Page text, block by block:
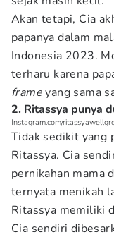
Akan tetapi, Cia
papanya dalam
Indonesia 2023.
terharu karena
frameyang sama
2. Ritassya punya
Instagram.com/
Tidak sedikit yang
Ritassya. Cia
pernikahan mama
ternyata menikah
Ritassya memiliki
Cia sendiri